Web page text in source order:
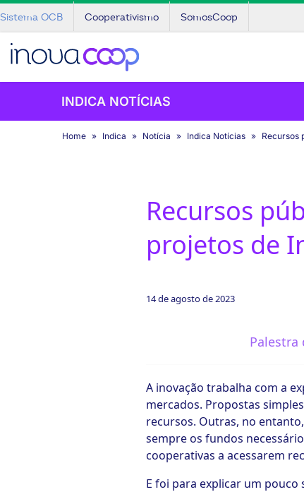
Sistema OCB Cooperativismo SomosCoop
INDICA NOTÍCIAS
Home Indica Notícia Indica Notícias Recursos
Recursos
projetos de
14 de agosto de 2023
Palestra
A inovação trabalha com a
mercados. Propostas
recursos. Outras, no
sempre os fundos
cooperativas a acessarem
E foi para explicar um pouco